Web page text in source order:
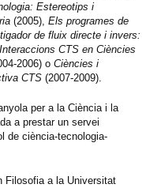
Estereotips i
(2005), Els programes de
de fluix directe i invers:
Interaccions CTS en Ciències
2006) o Ciències i
CTS (2007-2009).
per a la Ciència i la
a prestar un servei
de ciència-tecnologia-
Filosofia a la Universitat